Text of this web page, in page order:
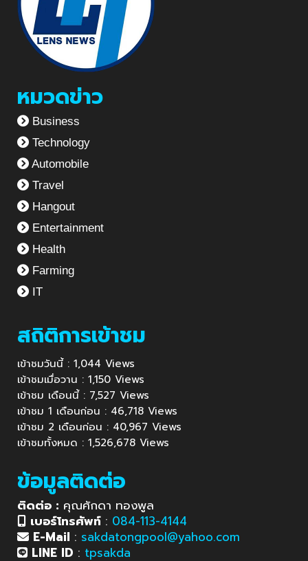
หมวดข่าว
Business
Technology
Automobile
Travel
Hangout
Entertainment
Health
Farming
IT
สถิติการเข้าชม
เข้าชมวันนี้ : 1,044 Views
เข้าชมเมื่อวาน : 1,150 Views
เข้าชม เดือนนี้ : 7,527 Views
เข้าชม 1 เดือนก่อน : 46,718 Views
เข้าชม 2 เดือนก่อน : 40,967 Views
เข้าชมทั้งหมด : 1,526,678 Views
ข้อมูลติดต่อ
ติดต่อ : คุณศักดา ทองพูล
เบอร์โทรศัพท์ : 084-113-4144
E-Mail : sakdatongpool@yahoo.com
LINE ID : tpsakda